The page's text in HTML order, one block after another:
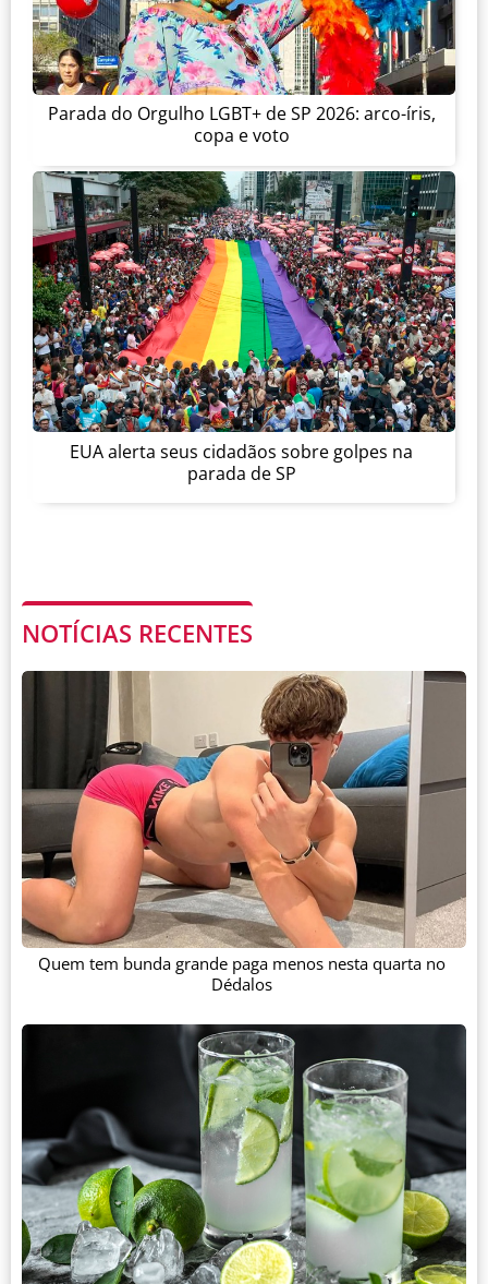
Parada do Orgulho LGBT+ de SP 2026: arco-íris,
copa e voto
EUA alerta seus cidadãos sobre golpes na
parada de SP
NOTÍCIAS RECENTES
Quem tem bunda grande paga menos nesta quarta no
Dédalos